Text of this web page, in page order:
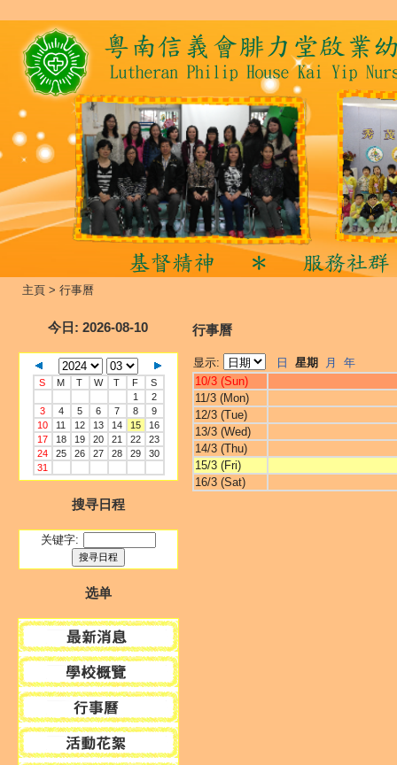
主頁 > 行事曆
今日 : 2026-08-10
S M T W T F
S
1
2
3
4 5 6 7 8
9
10
11 12 13 14 15
16
17
18 19 20 21 22
23
24
25 26 27 28 29
30
31
搜寻日程
关键字:
选单
行事曆
显示: 日 星期 月
年
10/3 (Sun)
11/3 (Mon)
12/3 (Tue)
13/3 (Wed)
14/3 (Thu)
15/3 (Fri)
16/3 (Sat)